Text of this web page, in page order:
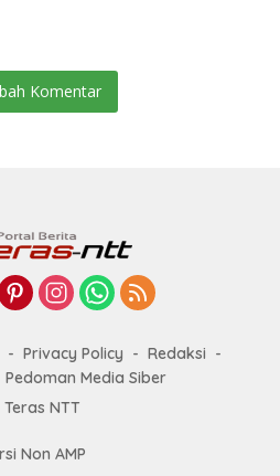
Komentar
Privacy Policy
Redaksi
Pedoman Media Siber
NTT
Non AMP